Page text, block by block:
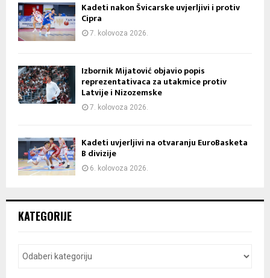
Kadeti nakon Švicarske uvjerljivi i protiv
Cipra
7. kolovoza 2026.
Izbornik Mijatović objavio popis
reprezentativaca za utakmice protiv
Latvije i Nizozemske
7. kolovoza 2026.
Kadeti uvjerljivi na otvaranju EuroBasketa
B divizije
6. kolovoza 2026.
KATEGORIJE